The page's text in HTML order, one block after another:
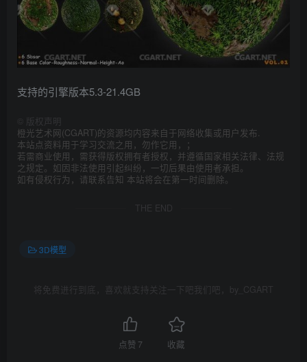
支持的引擎版本5.3-21.4GB
版权声明
橙光艺术网(CGART)的资源均内容来自于网络收集或用户发布.
本站点资料用于学习交流之用，勿作它用，；
若需商业使用，需获得版权拥有者授权，并遵循国家相关法律、法规
之规定。如因非法使用引起纠纷，一切后果由使用者承担。
如有侵权行为，请联系告知 本站将会在第一时间删除。
THE END
3D模型
将免费进行到底，喜欢就支持关注一下吧我们吧，by_CGART
点赞 7 收藏